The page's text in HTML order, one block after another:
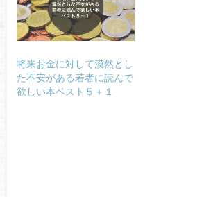
将来お金に対して漠然とし
た不安がある若者に読んで
欲しい本ベスト５＋１